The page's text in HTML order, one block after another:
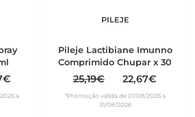
a
PILEJE
Pileje Lactibiane Imunno
Comprimido Chupar x 30
25,19€ 22,67€
*Promoção válida de 01/08/2026 a
31/08/2026